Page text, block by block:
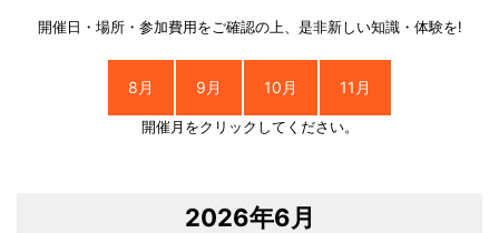
開催日・場所・参加費用をご確認の上、是非新しい知識・体験を!
8月 9月 10月 11月
開催月をクリックしてください。
2026年6月